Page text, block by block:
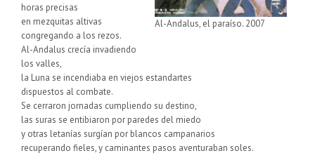
Al-Andalus, el paraíso. 2007
horas precisas
en mezquitas altivas
congregando a los rezos.
Al-Andalus crecía invadiendo
los valles,
la Luna se incendiaba en viejos estandartes
dispuestos al combate.
Se cerraron jornadas cumpliendo su destino,
las suras se entibiaron por paredes del miedo
y otras letanías surgían por blancos campanarios
recuperando fieles, y caminantes pasos aventuraban soles.